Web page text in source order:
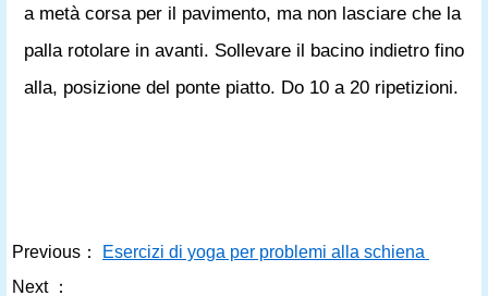
a metà corsa per il pavimento, ma non lasciare che la
palla rotolare in avanti. Sollevare il bacino indietro fino
alla, posizione del ponte piatto. Do 10 a 20 ripetizioni.
Previous：
Esercizi di yoga per problemi alla schiena
Next ：